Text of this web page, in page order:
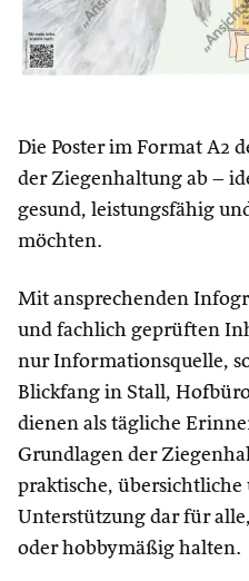
Die Poster im Format A2
der Ziegenhaltung ab –
gesund, leistungsfähig
möchten.
Mit ansprechenden
und fachlich geprüften
nur Informationsquelle,
Blickfang in Stall,
dienen als tägliche
Grundlagen der
praktische, übersichtliche
Unterstützung dar für
oder hobbymäßig halten.